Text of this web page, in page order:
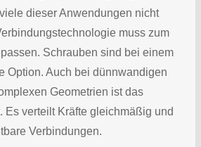
dieser Anwendungen nicht
muss zum
Schrauben sind bei einem
Option. Auch bei dünnwandigen
Geometrien ist das
Es verteilt Kräfte gleichmäßig und
Verbindungen.